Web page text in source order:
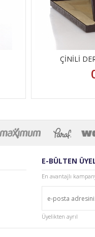
ÇİNİLİ
E-BÜLTEN
En avantajlı
Üyelikten ayrıl